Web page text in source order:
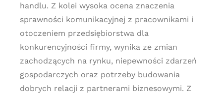
handlu. Z kolei wysoka ocena znaczenia
sprawności komunikacyjnej z pracownikami i
otoczeniem przedsiębiorstwa dla
konkurencyjności firmy, wynika ze zmian
zachodzących na rynku, niepewności zdarzeń
gospodarczych oraz potrzeby budowania
dobrych relacji z partnerami biznesowymi. Z